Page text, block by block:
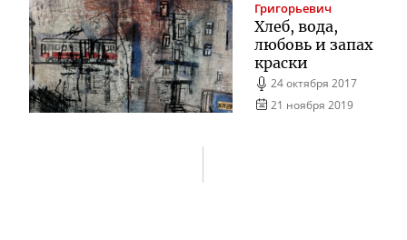
Григорьевич
Хлеб, вода,
любовь и запах
краски
24 октября 2017
21 ноября 2019